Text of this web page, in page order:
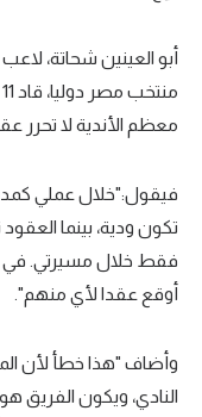
كرة يد
كرة طائرة
في المونديال
رياضة نسائية
آسيا
ركن الألعاب
أبو العينين شحاتة،
معظم الأندية لا تحرر
أوقع عقدا لأي منهم".
وأضاف "هذا خطأ لأن
النادي، ويكون الفريق